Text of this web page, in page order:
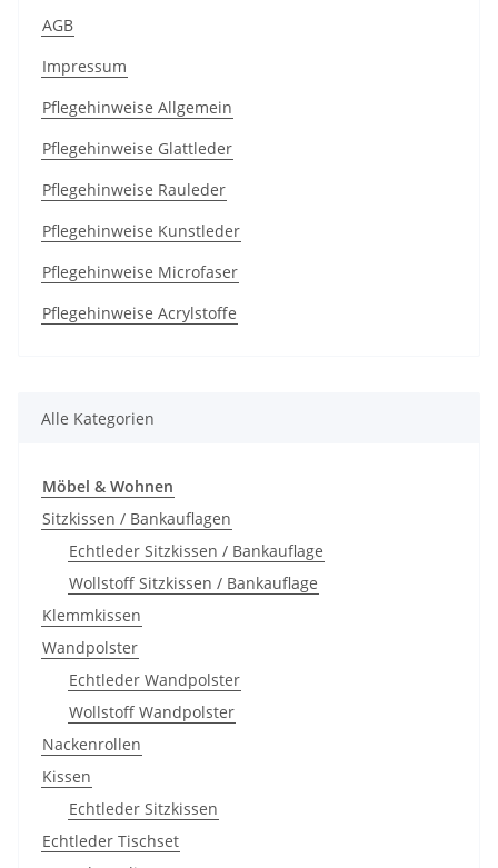
AGB
Impressum
Pflegehinweise Allgemein
Pflegehinweise Glattleder
Pflegehinweise Rauleder
Pflegehinweise Kunstleder
Pflegehinweise Microfaser
Pflegehinweise Acrylstoffe
Alle Kategorien
Möbel & Wohnen
Sitzkissen / Bankauflagen
Echtleder Sitzkissen / Bankauflage
Wollstoff Sitzkissen / Bankauflage
Klemmkissen
Wandpolster
Echtleder Wandpolster
Wollstoff Wandpolster
Nackenrollen
Kissen
Echtleder Sitzkissen
Echtleder Tischset